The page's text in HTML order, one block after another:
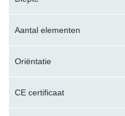
Aantal elementen
Oriëntatie
CE certificaat